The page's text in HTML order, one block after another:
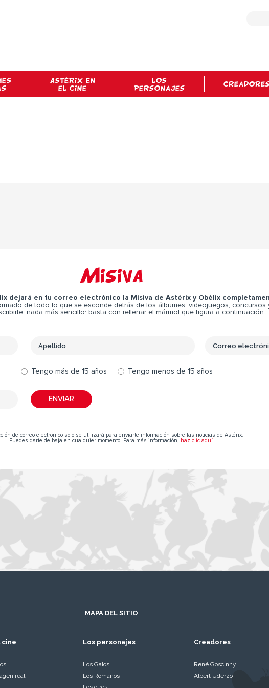
ASTÉRIX EN
EL CINE
LOS
PERSONAJES
Misiva
dejará en tu correo electrónico la Misiva de Astérix y Obélix
de todo lo que se esconde detrás de los álbumes, videojuegos, concursos
nada más sencillo: basta con rellenar el mármol que figura a continuación.
Tengo más de 15 años Tengo menos de 15 años
de correo electrónico solo se utilizará para enviarte información sobre las noticias de Astérix.
Puedes darte de baja en cualquier momento. Para más información,
haz clic aquí.
MAPA DEL SITIO
cine
real
Los personajes
Los Galos
Los Romanos
Creadores
René Goscinny
Albert Uderzo